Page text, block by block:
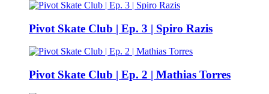
Pivot Skate Club | Ep. 3 | Spiro Razis
Pivot Skate Club | Ep. 2 | Mathias Torres